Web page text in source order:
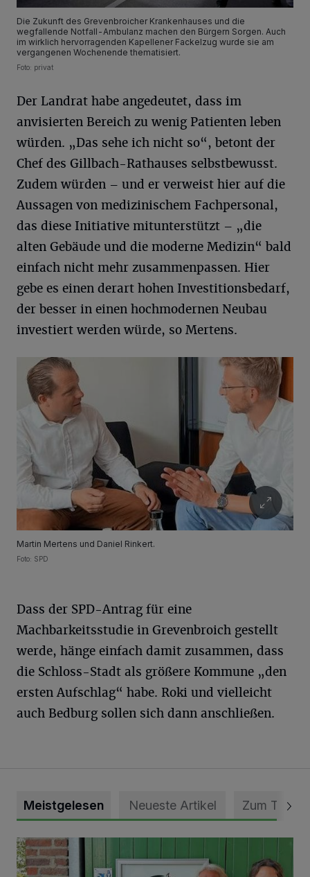
Die Zukunft des Grevenbroicher Krankenhauses und die
wegfallende Notfall-Ambulanz machen den Bürgern Sorgen. Auch
im wirklich hervorragenden Kapellener Fackelzug wurde sie am
vergangenen Wochenende thematisiert.
Foto: privat
Der Landrat habe angedeutet, dass im
anvisierten Bereich zu wenig Patienten leben
würden. „Das sehe ich nicht so“, betont der
Chef des Gillbach-Rathauses selbstbewusst.
Zudem würden – und er verweist hier auf die
Aussagen von medizinischem Fachpersonal,
das diese Initiative mitunterstützt – „die
alten Gebäude und die moderne Medizin“ bald
einfach nicht mehr zusammenpassen. Hier
gebe es einen derart hohen Investitionsbedarf,
der besser in einen hochmodernen Neubau
investiert werden würde, so Mertens.
Martin Mertens und Daniel Rinkert.
Foto: SPD
Dass der SPD-Antrag für eine
Machbarkeitsstudie in Grevenbroich gestellt
werde, hänge einfach damit zusammen, dass
die Schloss-Stadt als größere Kommune „den
ersten Aufschlag“ habe. Roki und vielleicht
auch Bedburg sollen sich dann anschließen.
Meistgelesen Neueste Artikel Zum Thema
Vorbildlicher Einsatz für den Artenschutz gewürdigt